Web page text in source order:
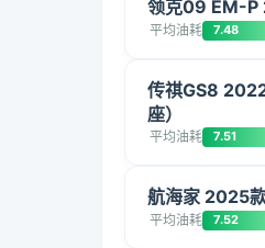
领克09 EM-P
平均油耗 7.48
传祺GS8
座）
平均油耗 7.51
航海家 2025
平均油耗 7.52